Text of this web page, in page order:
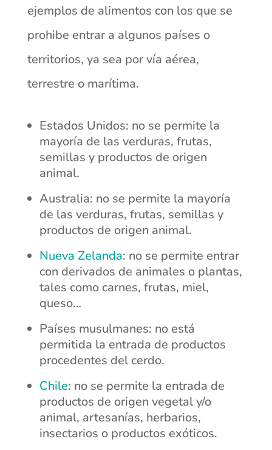
ejemplos de alimentos con los que se
prohibe entrar a algunos países o
territorios, ya sea por vía aérea,
terrestre o marítima.
Estados Unidos: no se permite la
mayoría de las verduras, frutas,
semillas y productos de origen
animal.
Australia: no se permite la mayoría
de las verduras, frutas, semillas y
productos de origen animal.
Nueva Zelanda: no se permite entrar
con derivados de animales o plantas,
tales como carnes, frutas, miel,
queso…
Países musulmanes: no está
permitida la entrada de productos
procedentes del cerdo.
Chile: no se permite la entrada de
productos de origen vegetal y/o
animal, artesanías, herbarios,
insectarios o productos exóticos.